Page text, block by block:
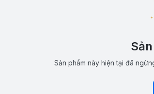
Sản phẩm này hiện tại đã